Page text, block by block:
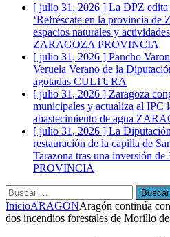
[ julio 31, 2026 ] La DPZ edita
‘Refréscate en la provincia de
espacios naturales y
ZARAGOZA PROVINCIA
[ julio 31, 2026 ] Pancho
Veruela Verano de la
agotadas CULTURA
[ julio 31, 2026 ] Zaragoza
municipales y actualiza al IPC
abastecimiento de agua
[ julio 31, 2026 ] La
restauración de la capilla de
Tarazona tras una inversión de
PROVINCIA
Buscar:
InicioARAGONAragón continúa
dos incendios forestales de Morillo